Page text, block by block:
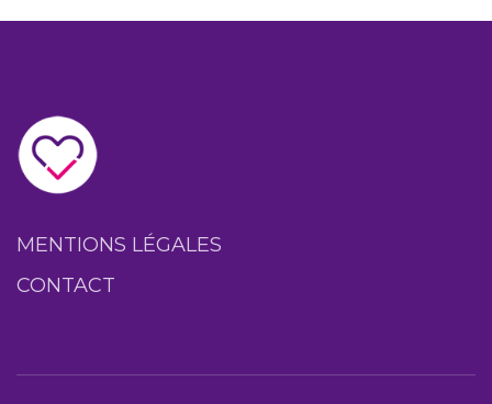
MENTIONS LÉGALES
CONTACT